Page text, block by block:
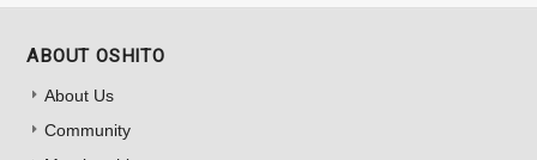
ABOUT OSHITO
About Us
Community